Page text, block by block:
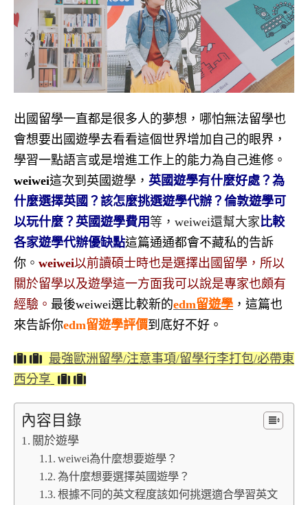
出國留學一直都是很多人的夢想，哪怕無法留學也
會想要出國遊學去看看這個世界增加自己的眼界，
學習一點語言或是增進工作上的能力為自己進修。
weiwei這次到英國遊學， 英國遊學有什麼好處？為
什麼選擇英國？該怎麼挑選遊學代辦？倫敦遊學可
以玩什麼？英國遊學費用 等，weiwei還幫大家比較
各家遊學代辦優缺點這篇通通都會不藏私的告訴
你 。 weiwei以前讀碩士時也是選擇出國留學，所以
關於留學以及遊學這一方面我可以說是專家也頗有
經驗。 最後weiwei選比較新的edm留遊學 ，這篇也
來告訴你edm留遊學評價到底好不好。
最強歐洲留學/注意事項/留學行李打包/必帶東
西分享
內容目錄
關於遊學
weiwei為什麼想要遊學？
為什麼想要選擇英國遊學？
根據不同的英文程度該如何挑選適合學習英文